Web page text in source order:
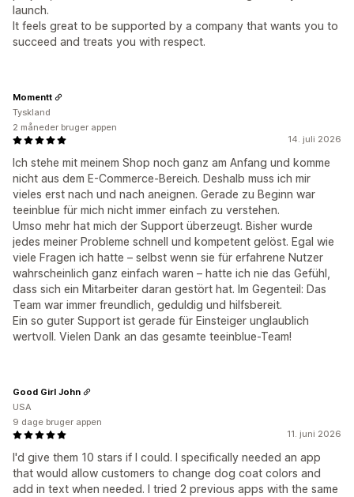
launch.
It feels great to be supported by a company that wants you to
succeed and treats you with respect.
14. juli 2026
Ich stehe mit meinem Shop noch ganz am Anfang und komme
nicht aus dem E-Commerce-Bereich. Deshalb muss ich mir
vieles erst nach und nach aneignen. Gerade zu Beginn war
teeinblue für mich nicht immer einfach zu verstehen.
Umso mehr hat mich der Support überzeugt. Bisher wurde
jedes meiner Probleme schnell und kompetent gelöst. Egal wie
viele Fragen ich hatte – selbst wenn sie für erfahrene Nutzer
wahrscheinlich ganz einfach waren – hatte ich nie das Gefühl,
dass sich ein Mitarbeiter daran gestört hat. Im Gegenteil: Das
Team war immer freundlich, geduldig und hilfsbereit.
Ein so guter Support ist gerade für Einsteiger unglaublich
wertvoll. Vielen Dank an das gesamte teeinblue-Team!
Momentt
Tyskland
2 måneder bruger appen
11. juni 2026
I'd give them 10 stars if I could. I specifically needed an app
that would allow customers to change dog coat colors and
add in text when needed. I tried 2 previous apps with the same
Good Girl John
USA
9 dage bruger appen